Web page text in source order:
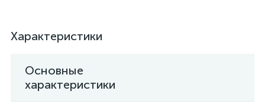
Характеристики
Основные
характеристики